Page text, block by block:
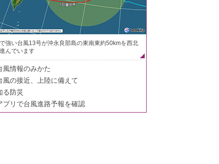
強い台風13号が沖永良部島の東南東約50kmを西北
んでいます
風情報のみかた
風の接近、上陸に備えて
る防災
プリで台風進路予報を確認